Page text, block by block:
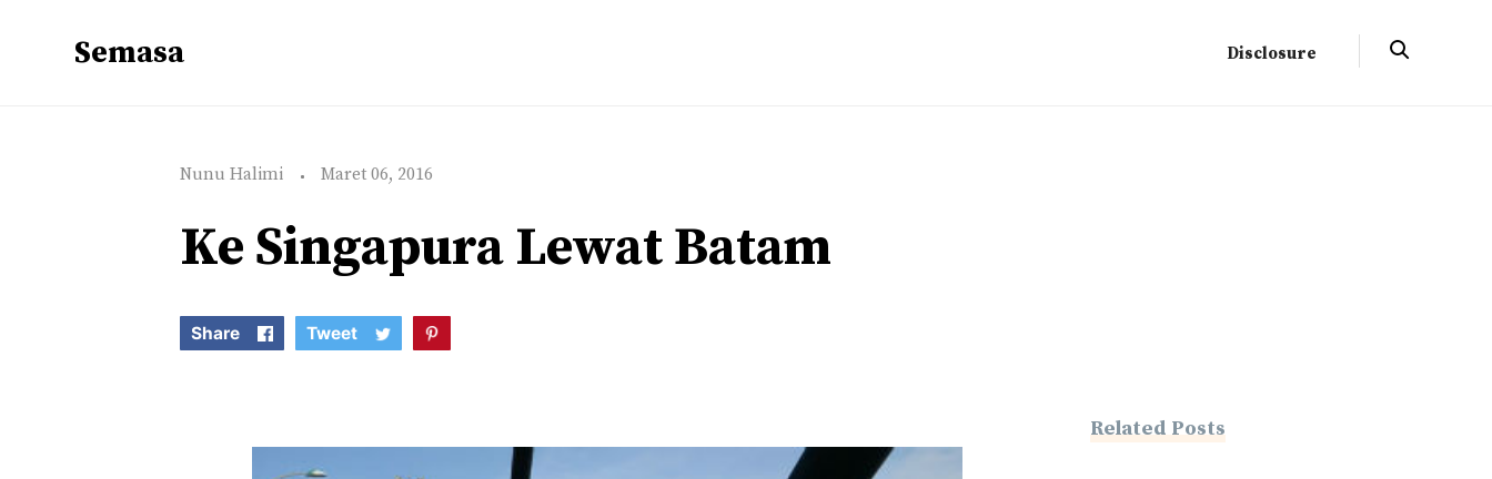
Semasa Disclosure
Nunu Halimi Maret 06, 2016
Ke Singapura Lewat Batam
Share Tweet
Related Posts